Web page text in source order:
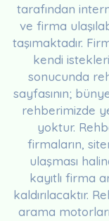
tarafından
ve firma
taşımaktadır.
kendi
sonucunda
sayfasının;
rehberimizde
yoktur.
firmaların,
ulaşması
kayıtlı firma
kaldırılacaktır.
arama